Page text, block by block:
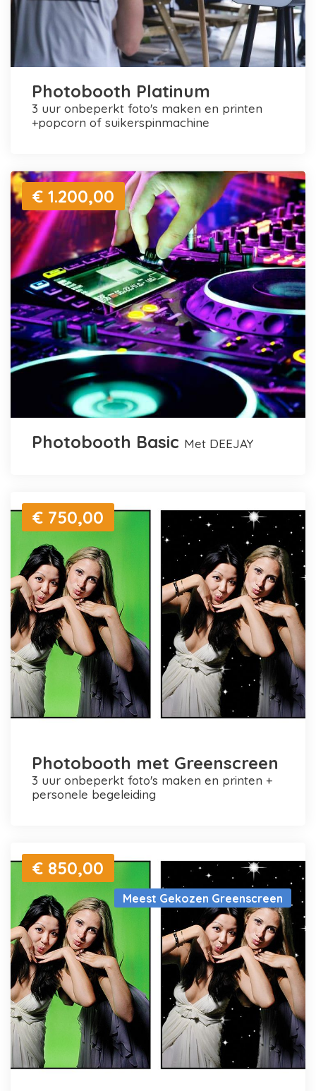
Photobooth Platinum
3 uur onbeperkt foto's maken en printen
+popcorn of suikerspinmachine
€ 1.200,00
Photobooth Basic met DEEJAY
€ 750,00
Photobooth met Greenscreen
3 uur onbeperkt foto's maken en printen +
personele begeleiding
Meest Gekozen Greenscreen
€ 850,00